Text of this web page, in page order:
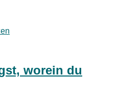
worein du